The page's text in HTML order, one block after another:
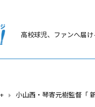
高校球児、ファンへ届
小山西・琴寄元樹監督「